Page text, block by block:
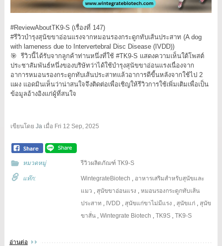
#ReviewAboutTK9-S (เรื่องที่ 147)
#รีวิวบำรุงสุนัขขาอ่อนแรงจากหมอนรองกระดูกทับเส้นประสาท (A dog
with lameness due to Intervertebral Disc Disease (IVDD))
🎯 รีวิวนี้ได้รับจากลูกค้าท่านหนึ่งที่ใช้ #TK9-S แสดงความเห็นใต้โพสต์
ประชาสัมพันธ์หนึ่งของบริษัทว่าได้ใช้บำรุงสุนัขขาอ่อนแรงเนื่องจาก
อาการหมอนรองกระดูกทับเส้นประสาทแล้วอาการดีขี้นหลังจากใช้ไป 2
แผง แอดมินเห็นว่าน่าสนใจจึงติดต่อเพื่อเชิญให้รีวิวการใช้เพิ่มเติมเพื่อเป็น
ข้อมูลอ้างอิงแก่ผู้ที่สนใจ
เขียนโดย Jaเมื่อ Fri 12 Sep, 2025
หมวดหมู่ รีวิวผลิตภัณฑ์ TK9-S
แท๊ก: WintegrateBiotech , อาหารเสริมสำหรับสุนัขและ
แมว , สุนัขขาอ่อนแรง ,หมอนรองกระดูกทับเส้น
ประสาท , IVDD , สุนัขแก่ขาไม่มีแรง , สุนัขแก่ , สุนัข
ขาสั่น ,Wintegrate Biotech ,TK9S ,TK9-S
อ่านต่อ